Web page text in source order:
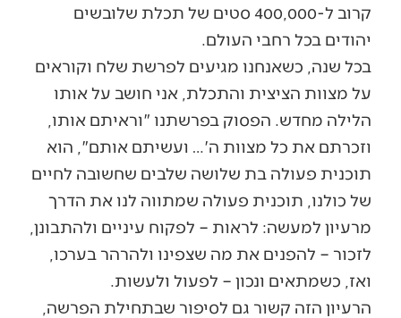
קרוב ל-400,000 סטים של תכלת שלובשים
יהודים בכל רחבי העולם.
בכל שנה, כשאנחנו מגיעים לפרשת שלח וקוראים
על מצוות הציצית והתכלת, אני חושב על אותו
הלילה מחדש. הפסוק בפרשתנו "וראיתם אותו,
וזכרתם את כל מצוות ה'… ועשיתם אותם", הוא
תוכנית פעולה בת שלושה שלבים שחשובה לחיים
של כולנו, תוכנית פעולה שמתווה לנו את הדרך
מרעיון למעשה: לראות – לפקוח עיניים ולהתבונן,
לזכור – להפנים את מה שצפינו ולהרהר בערכו,
ואז, כשמתאים ונכון – לפעול ולעשות.
הרעיון הזה קשור גם לסיפור שבתחילת הפרשה,